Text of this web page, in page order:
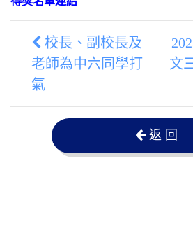
校長、副校長及
老師為中六同學打
氣
文
返 回